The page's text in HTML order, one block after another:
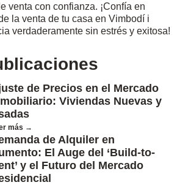
venta con confianza. ¡Confía en
la venta de tu casa en Vimbodí i
verdaderamente sin estrés y exitosa!
de Precios en el Mercado
Viviendas Nuevas y
más →
de Alquiler en
El Auge del ‘Build-to-
y el Futuro del Mercado